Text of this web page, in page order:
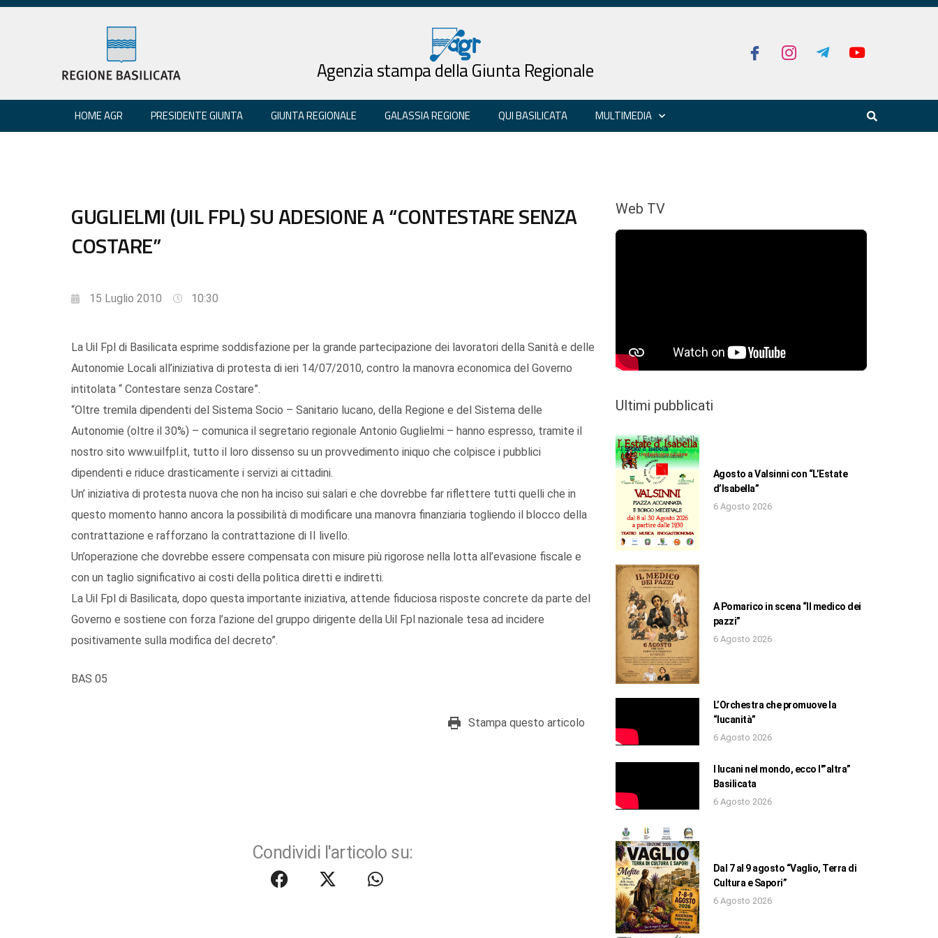
Agenzia stampa della Giunta Regionale
HOME AGR PRESIDENTE GIUNTA GIUNTA REGIONALE GALASSIA REGIONE QUI BASILICATA MULTIMEDIA
GUGLIELMI (UIL FPL) SU ADESIONE A “CONTESTARE SENZA
COSTARE”
15 Luglio 2010 10:30
La Uil Fpl di Basilicata esprime soddisfazione per la grande partecipazione dei lavoratori della Sanità e delle
Autonomie Locali all’iniziativa di protesta di ieri 14/07/2010, contro la manovra economica del Governo
intitolata “ Contestare senza Costare”.
“Oltre tremila dipendenti del Sistema Socio – Sanitario lucano, della Regione e del Sistema delle
Autonomie (oltre il 30%) – comunica il segretario regionale Antonio Guglielmi – hanno espresso, tramite il
nostro sito www.uilfpl.it, tutto il loro dissenso su un provvedimento iniquo che colpisce i pubblici
dipendenti e riduce drasticamente i servizi ai cittadini.
Un’ iniziativa di protesta nuova che non ha inciso sui salari e che dovrebbe far riflettere tutti quelli che in
questo momento hanno ancora la possibilità di modificare una manovra finanziaria togliendo il blocco della
contrattazione e rafforzano la contrattazione di II livello.
Un’operazione che dovrebbe essere compensata con misure più rigorose nella lotta all’evasione fiscale e
con un taglio significativo ai costi della politica diretti e indiretti.
La Uil Fpl di Basilicata, dopo questa importante iniziativa, attende fiduciosa risposte concrete da parte del
Governo e sostiene con forza l’azione del gruppo dirigente della Uil Fpl nazionale tesa ad incidere
positivamente sulla modifica del decreto”.
BAS 05
Stampa questo articolo
Condividi l'articolo su:
Web TV
Ultimi pubblicati
Agosto a Valsinni con “L’Estate
d’Isabella”
6 Agosto 2026
A Pomarico in scena “Il medico dei
pazzi”
6 Agosto 2026
L’Orchestra che promuove la
“lucanità”
6 Agosto 2026
I lucani nel mondo, ecco l'”altra”
Basilicata
6 Agosto 2026
Dal 7 al 9 agosto “Vaglio, Terra di
Cultura e Sapori”
6 Agosto 2026